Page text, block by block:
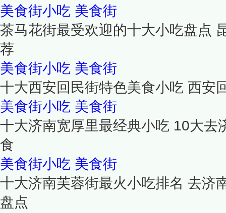
美食街小吃 美食街
茶马花街最受欢迎的十大小吃盘点
荐
美食街小吃 美食街
十大西安回民街特色美食小吃 西安
美食街小吃 美食街
十大济南宽厚里最经典小吃 10大去
食
美食街小吃 美食街
十大济南芙蓉街最火小吃排名 去济
盘点